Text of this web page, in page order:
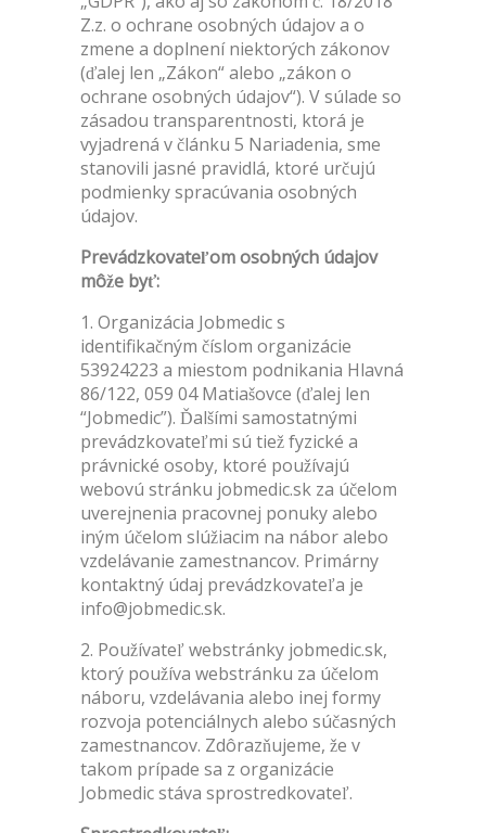
Z.z. o ochrane osobných údajov a o
zmene a doplnení niektorých zákonov
(ďalej len „Zákon“ alebo „zákon o
ochrane osobných údajov“). V súlade so
zásadou transparentnosti, ktorá je
vyjadrená v článku 5 Nariadenia, sme
stanovili jasné pravidlá, ktoré určujú
podmienky spracúvania osobných
údajov.
Prevádzkovateľom osobných údajov
môže byť:
1. Organizácia Jobmedic s
identifikačným číslom organizácie
53924223 a miestom podnikania Hlavná
86/122, 059 04 Matiašovce (ďalej len
“Jobmedic”). Ďalšími samostatnými
prevádzkovateľmi sú tiež fyzické a
právnické osoby, ktoré používajú
webovú stránku jobmedic.sk za účelom
uverejnenia pracovnej ponuky alebo
iným účelom slúžiacim na nábor alebo
vzdelávanie zamestnancov. Primárny
kontaktný údaj prevádzkovateľa je
info@jobmedic.sk.
2. Používateľ webstránky jobmedic.sk,
ktorý používa webstránku za účelom
náboru, vzdelávania alebo inej formy
rozvoja potenciálnych alebo súčasných
zamestnancov. Zdôrazňujeme, že v
takom prípade sa z organizácie
Jobmedic stáva sprostredkovateľ.